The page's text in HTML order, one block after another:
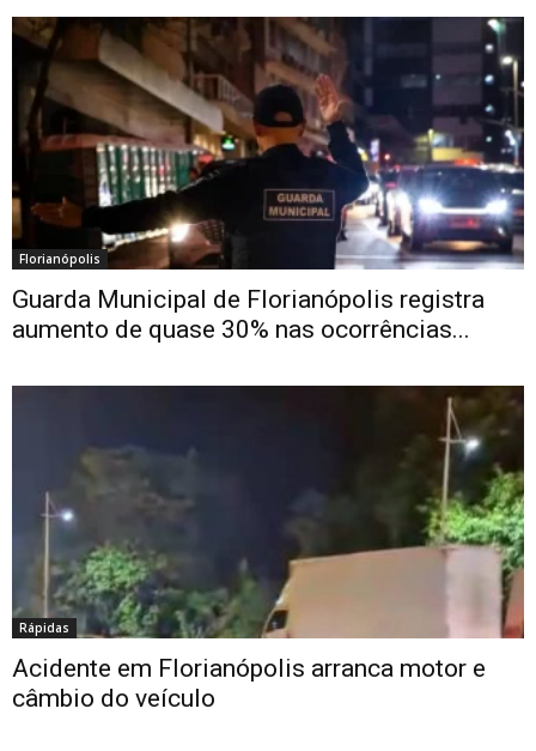
Florianópolis
Guarda Municipal de Florianópolis registra
aumento de quase 30% nas ocorrências...
Rápidas
Acidente em Florianópolis arranca motor e
câmbio do veículo